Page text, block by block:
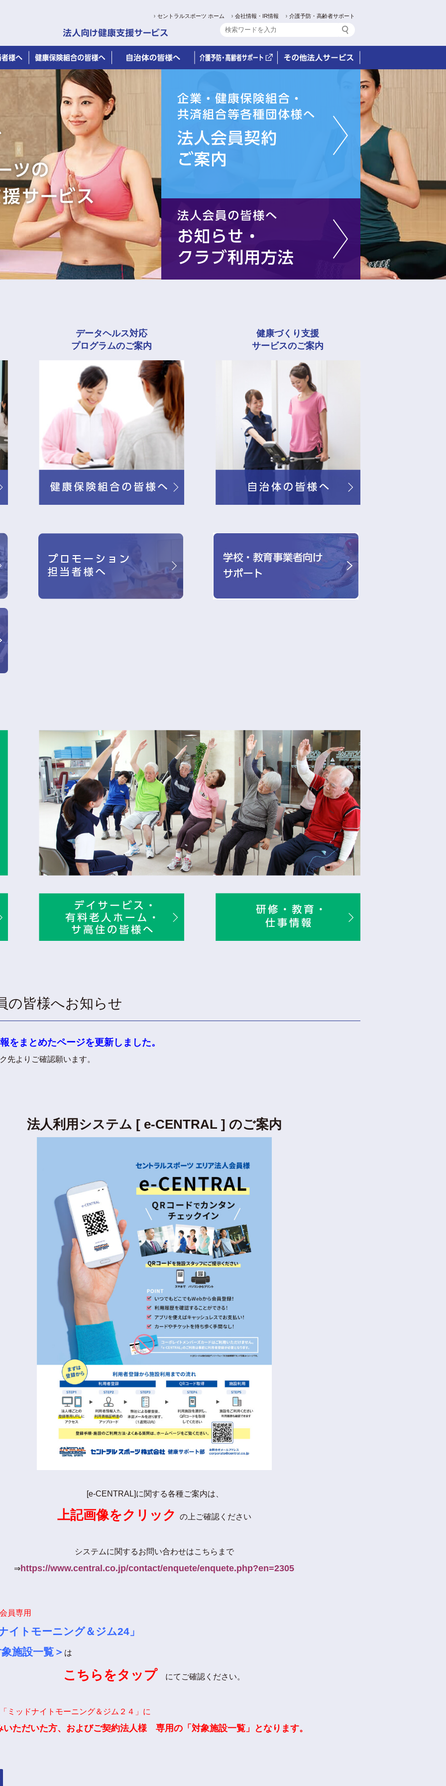
セントラルスポーツ ホーム 会社情報・IR情報 介護予防・高齢者サポート
データヘルス対応
プログラムのご案内
健康づくり支援
サービスのご案内
の皆様へお知らせ
をまとめたページを更新しました。
先よりご確認願います。
法人利用システム [ e-CENTRAL ] のご案内
[e-CENTRAL]に関する各種ご案内は、
上記画像をクリック の上ご確認ください
システムに関するお問い合わせはこちらまで
⇒https://www.central.co.jp/contact/enquete/enquete.php?en=2305
員専用
イトモーニング＆ジム24」
施設一覧＞ は
こちらをタップ にてご確認ください。
ミッドナイトモーニング＆ジム２４」に
いただいた方、およびご契約法人様 専用の「対象施設一覧」となります。